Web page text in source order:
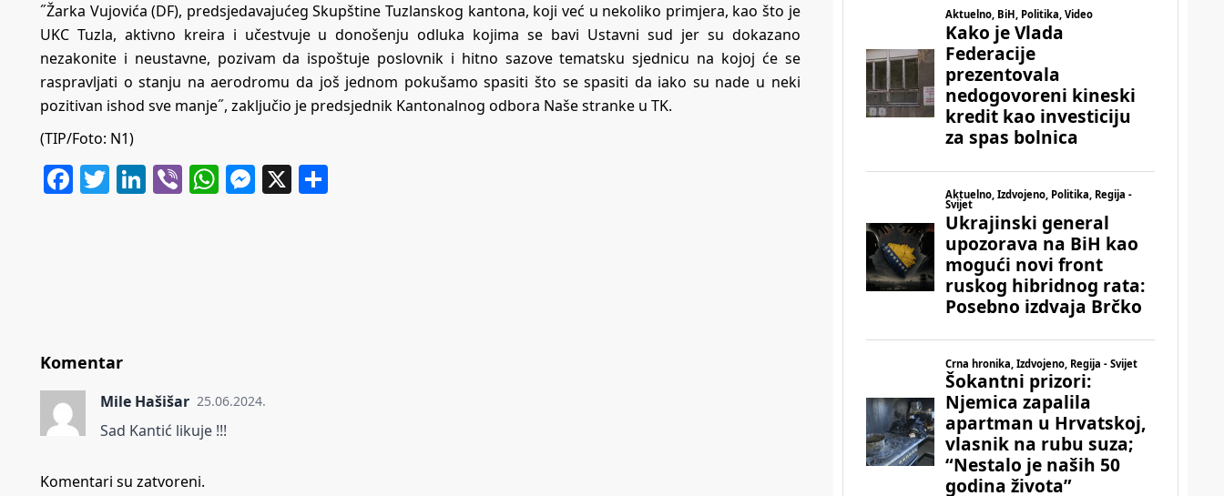
˝Žarka Vujovića (DF), predsjedavajućeg Skupštine Tuzlanskog kantona, koji već u nekoliko primjera, kao što je
UKC Tuzla, aktivno kreira i učestvuje u donošenju odluka kojima se bavi Ustavni sud jer su dokazano
nezakonite i neustavne, pozivam da ispoštuje poslovnik i hitno sazove tematsku sjednicu na kojoj će se
raspravljati o stanju na aerodromu da još jednom pokušamo spasiti što se spasiti da iako su nade u neki
pozitivan ishod sve manje˝, zaključio je predsjednik Kantonalnog odbora Naše stranke u TK.
(TIP/Foto: N1)
Facebook
Twitter
LinkedIn
ViberWhatsApp
Messenger
X
Komentar
Mile Hašišar 25.06.2024.
Sad Kantić likuje !!!
Komentari su zatvoreni.